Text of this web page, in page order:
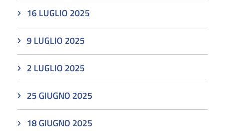
16 LUGLIO 2025
9 LUGLIO 2025
2 LUGLIO 2025
25 GIUGNO 2025
18 GIUGNO 2025